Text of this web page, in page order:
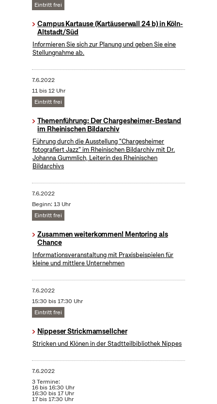
Eintritt frei
Campus Kartause (Kartäuserwall 24 b) in Köln-
Altstadt/Süd
Informieren Sie sich zur Planung und geben Sie eine
Stellungnahme ab.
7.6.2022
11 bis 12 Uhr
Eintritt frei
Themenführung: Der Chargesheimer-Bestand
im Rheinischen Bildarchiv
Führung durch die Ausstellung "Chargesheimer
fotografiert Jazz" im Rheinischen Bildarchiv mit Dr.
Johanna Gummlich, Leiterin des Rheinischen
Bildarchivs
7.6.2022
Beginn: 13 Uhr
Eintritt frei
Zusammen weiterkommen! Mentoring als
Chance
Informationsveranstaltung mit Praxisbeispielen für
kleine und mittlere Unternehmen
7.6.2022
15:30 bis 17:30 Uhr
Eintritt frei
Nippeser Strickmamsellcher
Stricken und Klönen in der Stadtteilbibliothek Nippes
7.6.2022
3 Termine:
16 bis 16:30 Uhr
16:30 bis 17 Uhr
17 bis 17:30 Uhr